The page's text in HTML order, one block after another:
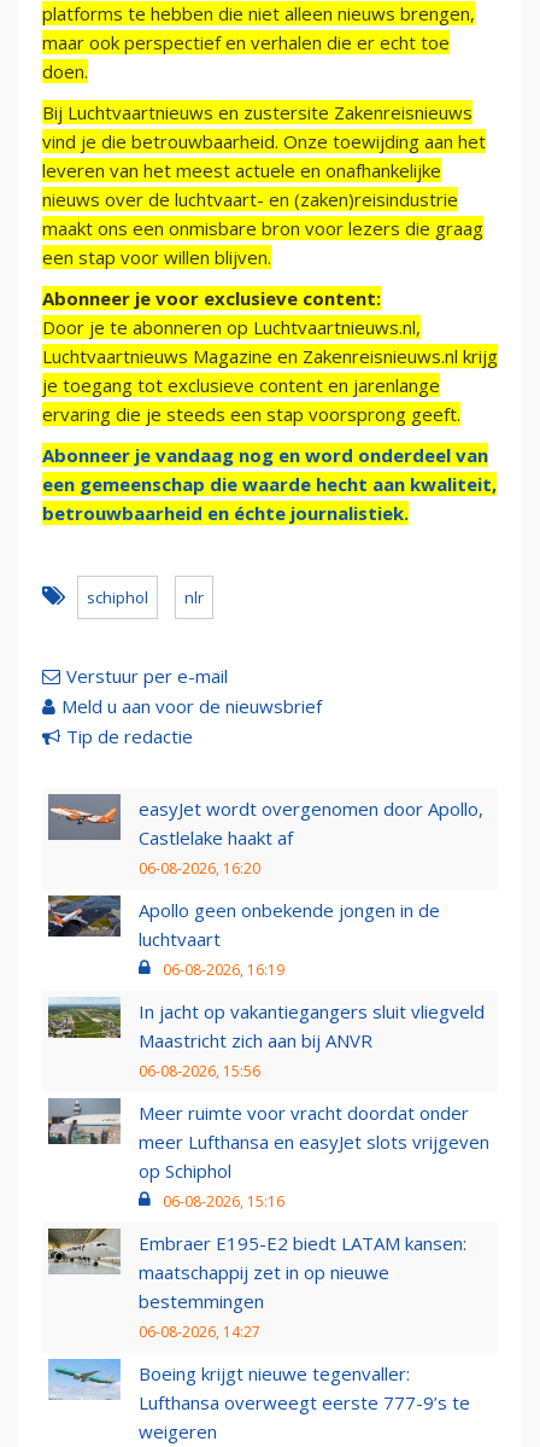
platforms te hebben die niet alleen nieuws brengen,
maar ook perspectief en verhalen die er echt toe
doen.
Bij Luchtvaartnieuws en zustersite Zakenreisnieuws
vind je die betrouwbaarheid. Onze toewijding aan het
leveren van het meest actuele en onafhankelijke
nieuws over de luchtvaart- en (zaken)reisindustrie
maakt ons een onmisbare bron voor lezers die graag
een stap voor willen blijven.
Abonneer je voor exclusieve content:
Door je te abonneren op Luchtvaartnieuws.nl,
Luchtvaartnieuws Magazine en Zakenreisnieuws.nl krijg
je toegang tot exclusieve content en jarenlange
ervaring die je steeds een stap voorsprong geeft.
Abonneer je vandaag nog en word onderdeel van
een gemeenschap die waarde hecht aan kwaliteit,
betrouwbaarheid en échte journalistiek.
schiphol nlr
Verstuur per e-mail
Meld u aan voor de nieuwsbrief
Tip de redactie
easyJet wordt overgenomen door Apollo,
Castlelake haakt af
06-08-2026, 16:20
Apollo geen onbekende jongen in de
luchtvaart
06-08-2026, 16:19
In jacht op vakantiegangers sluit vliegveld
Maastricht zich aan bij ANVR
06-08-2026, 15:56
Meer ruimte voor vracht doordat onder
meer Lufthansa en easyJet slots vrijgeven
op Schiphol
06-08-2026, 15:16
Embraer E195-E2 biedt LATAM kansen:
maatschappij zet in op nieuwe
bestemmingen
06-08-2026, 14:27
Boeing krijgt nieuwe tegenvaller:
Lufthansa overweegt eerste 777-9’s te
weigeren